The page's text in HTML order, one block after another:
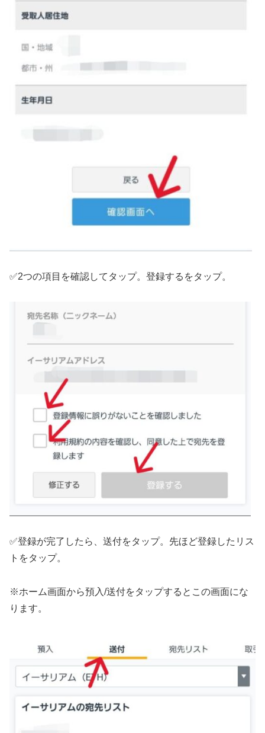
✅2つの項目を確認してタップ。登録するをタップ。
✅登録が完了したら、送付をタップ。先ほど登録したリス
トをタップ。
※ホーム画面から預入/送付をタップするとこの画面にな
ります。